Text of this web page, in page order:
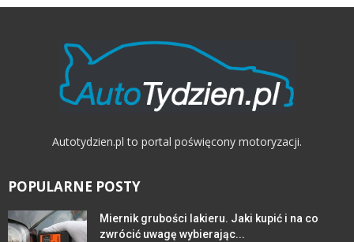
Autotydzien.pl to portal poświęcony motoryzacji.
POPULARNE POSTY
Miernik grubości lakieru. Jaki kupić i na co
zwrócić uwagę wybierając...